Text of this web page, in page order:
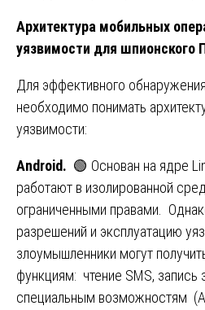
Архитектура мобильных
уязвимости для шпионского
Для эффективного
необходимо понимать
уязвимости:
Android. 🟢 Основан на ядре
работают в изолированной
ограниченными правами.
разрешений и эксплуатацию
злоумышленники могут
функциям: чтение SMS, запись
специальным возможностям